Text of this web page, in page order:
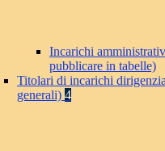
Incarichi
pubblicare in tabelle)
Titolari di incarichi
generali) 4